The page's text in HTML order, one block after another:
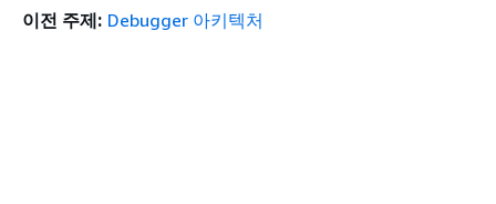
이전 주제: Debugger 아키텍처